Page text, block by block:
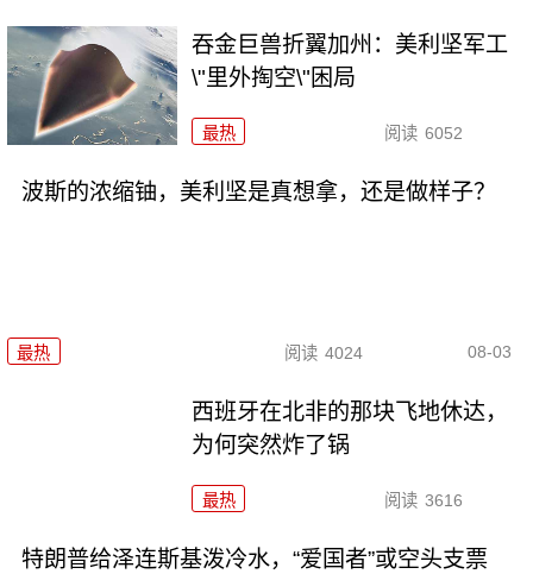
吞金巨兽折翼加州：美利坚军工
\"里外掏空\"困局
最热 阅读 6052
波斯的浓缩铀，美利坚是真想拿，还是做样子？
最热 阅读 4024 08-03
西班牙在北非的那块飞地休达，
为何突然炸了锅
最热 阅读 3616
特朗普给泽连斯基泼冷水，“爱国者”或空头支票